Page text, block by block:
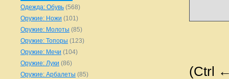
(Ctrl
Одежда: Обувь (568)
Оружие: Ножи (101)
Оружие: Молоты (85)
Оружие: Топоры (123)
Оружие: Мечи (104)
Оружие: Луки (86)
Оружие: Арбалеты (85)